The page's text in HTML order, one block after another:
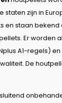
staten zijn in
en staan bekend
Er worden
A1-regels) en
De